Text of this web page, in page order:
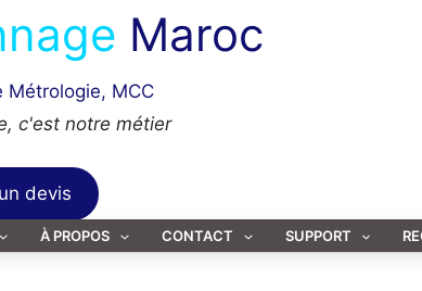
Maroc
Métrologie, MCC
c'est notre métier
devis
À PROPOS CONTACT SUPPORT